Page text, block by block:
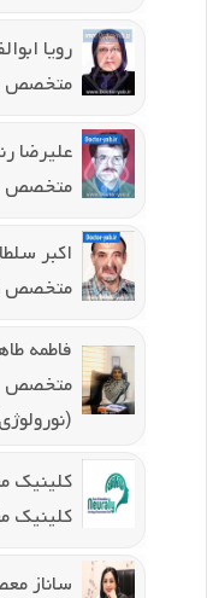
رویا
متخصص
علیرضا
متخصص
اکبر
متخصص
فاطمه
کلینیک
کلینیک
ساناز